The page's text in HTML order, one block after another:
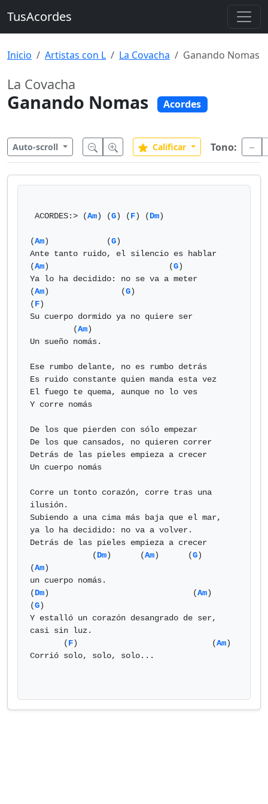
TusAcordes
Inicio Artistas con L La Covacha Ganando Nomas
La Covacha
Ganando Nomas Acordes
Auto-scroll Calificar Tono:
ACORDES:> (Am) (G) (F) (Dm)
(Am)            (G)
Ante tanto ruido, el silencio es hablar
(Am)                         (G)
Ya lo ha decidido: no se va a meter
(Am)               (G)
(F)
Su cuerpo dormido ya no quiere ser
         (
Am)
Un sueño nomás.
Ese rumbo delante, no es rumbo detrás
Es ruido constante quien manda esta vez
El fuego te quema, aunque no lo ves
Y corre nomás
De los que pierden con sólo empezar
De los que cansados, no quieren correr
Detrás de las pieles empieza a crecer
Un cuerpo nomás
Corre un tonto corazón, corre tras una
ilusión.
Subiendo a una cima más baja que el mar,
ya lo ha decidido: no va a volver.
Detrás de las pieles empieza a crecer
             (
Dm)      (Am)      (G)
(Am)
un cuerpo nomás.
(Dm)                              (Am)
(G)
Y estalló un corazón desangrado de ser,
casi sin luz.
       (
F)                            (Am)
Corrió solo, solo, solo...